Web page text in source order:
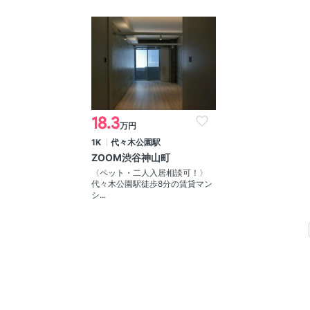
18.3万円
1K
代々木公園駅
ZOOM渋谷神山町
〈ペット・二人入居相談可！〉
代々木公園駅徒歩8分の賃貸マン
シ...